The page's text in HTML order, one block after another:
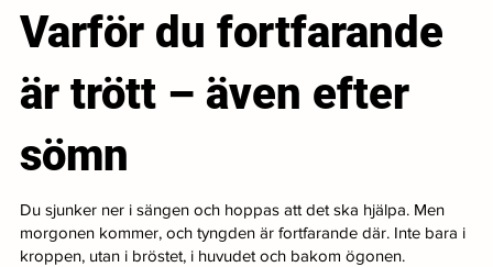
Varför du fortfarande
är trött – även efter
sömn
Du sjunker ner i sängen och hoppas att det ska hjälpa. Men
morgonen kommer, och tyngden är fortfarande där. Inte bara i
kroppen, utan i bröstet, i huvudet och bakom ögonen.